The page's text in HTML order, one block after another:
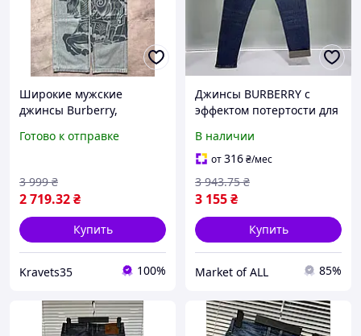
Широкие мужские
джинсы Burberry,
Барберри широкие,
Burberry 2025,
классические джинсы
Burber
Готово к отправке
2 719.32₴
3 999 ₴
Купить
Kravets35 100%
Джинсы BURBERRY с
эффектом потертости для
JnBRB003 мужские
модные 100% хлопок W34
(Пояс 43/бедра 56/
довжина 102/вихід 17см)
В наличии
от316₴/мес
3 155₴
3 943.75 ₴
Купить
Market of ALL 85%